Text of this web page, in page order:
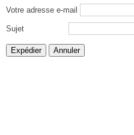
Votre adresse e-mail
Sujet
Expédier Annuler